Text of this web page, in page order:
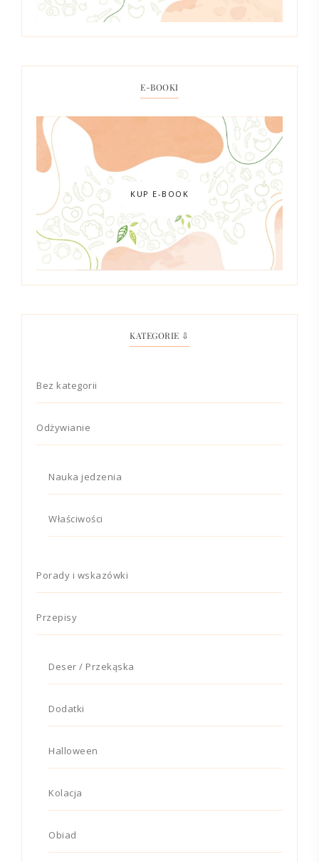
E-BOOKI
KUP E-BOOK
KATEGORIE ⇩
Bez kategorii
Odżywianie
Nauka jedzenia
Właściwości
Porady i wskazówki
Przepisy
Deser / Przekąska
Dodatki
Halloween
Kolacja
Obiad